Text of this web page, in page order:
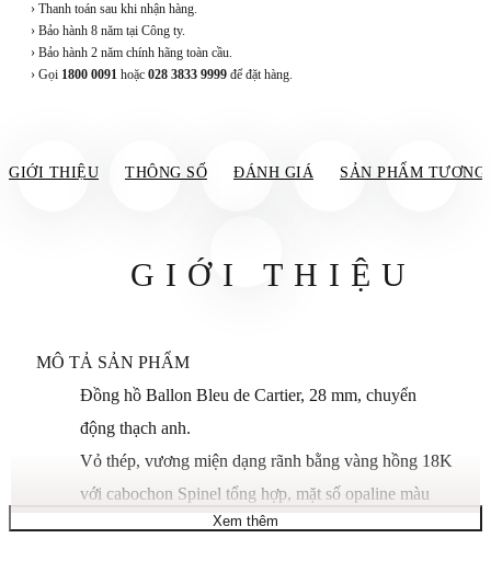
› Thanh toán sau khi nhận hàng.
› Bảo hành 8 năm tại Công ty.
› Bảo hành 2 năm chính hãng toàn cầu.
› Gọi 1800 0091 hoặc 028 3833 9999 để đặt hàng.
GIỚI THIỆU THÔNG SỐ ĐÁNH GIÁ SẢN PHẨM TƯƠNG
GIỚI THIỆU
MÔ TẢ SẢN PHẨM
Đồng hồ Ballon Bleu de Cartier, 28 mm, chuyển
động thạch anh.
Vỏ thép, vương miện dạng rãnh bằng vàng hồng 18K
với cabochon Spinel tổng hợp, mặt số opaline màu
bạc,
Xem thêm